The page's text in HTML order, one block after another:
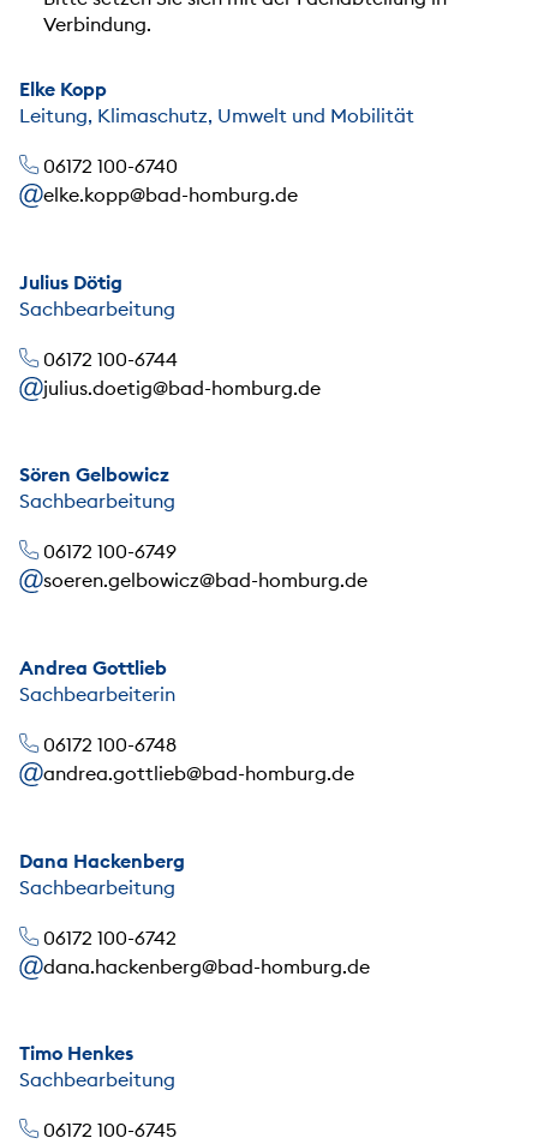
Verbindung.
Elke Kopp
Leitung, Klimaschutz, Umwelt und Mobilität
06172 100-6740
elke.kopp@bad-homburg.de
Julius Dötig
Sachbearbeitung
06172 100-6744
julius.doetig@bad-homburg.de
Sören Gelbowicz
Sachbearbeitung
06172 100-6749
soeren.gelbowicz@bad-homburg.de
Andrea Gottlieb
Sachbearbeiterin
06172 100-6748
andrea.gottlieb@bad-homburg.de
Dana Hackenberg
Sachbearbeitung
06172 100-6742
dana.hackenberg@bad-homburg.de
Timo Henkes
Sachbearbeitung
06172 100-6745